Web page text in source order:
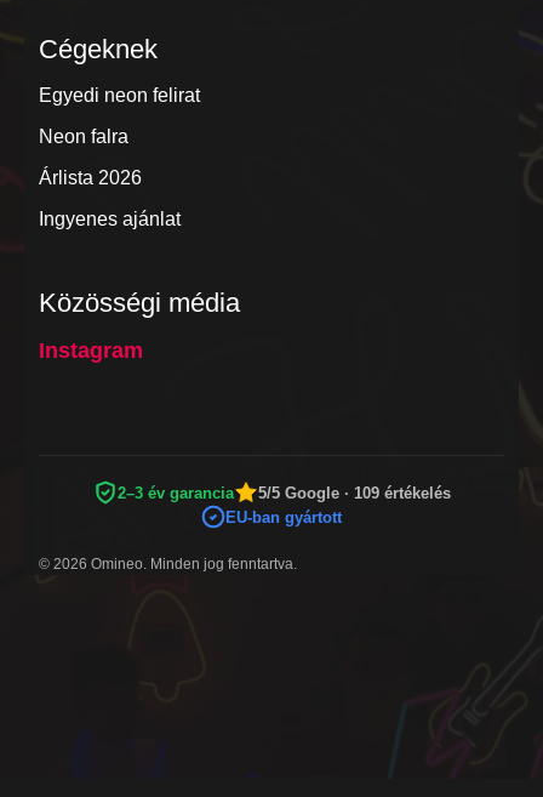
Cégeknek
Egyedi neon felirat
Neon falra
Árlista 2026
Ingyenes ajánlat
Közösségi média
Instagram
2–3 év garancia
5/5 Google · 109 értékelés
EU-ban gyártott
© 2026 Omineo. Minden jog fenntartva.